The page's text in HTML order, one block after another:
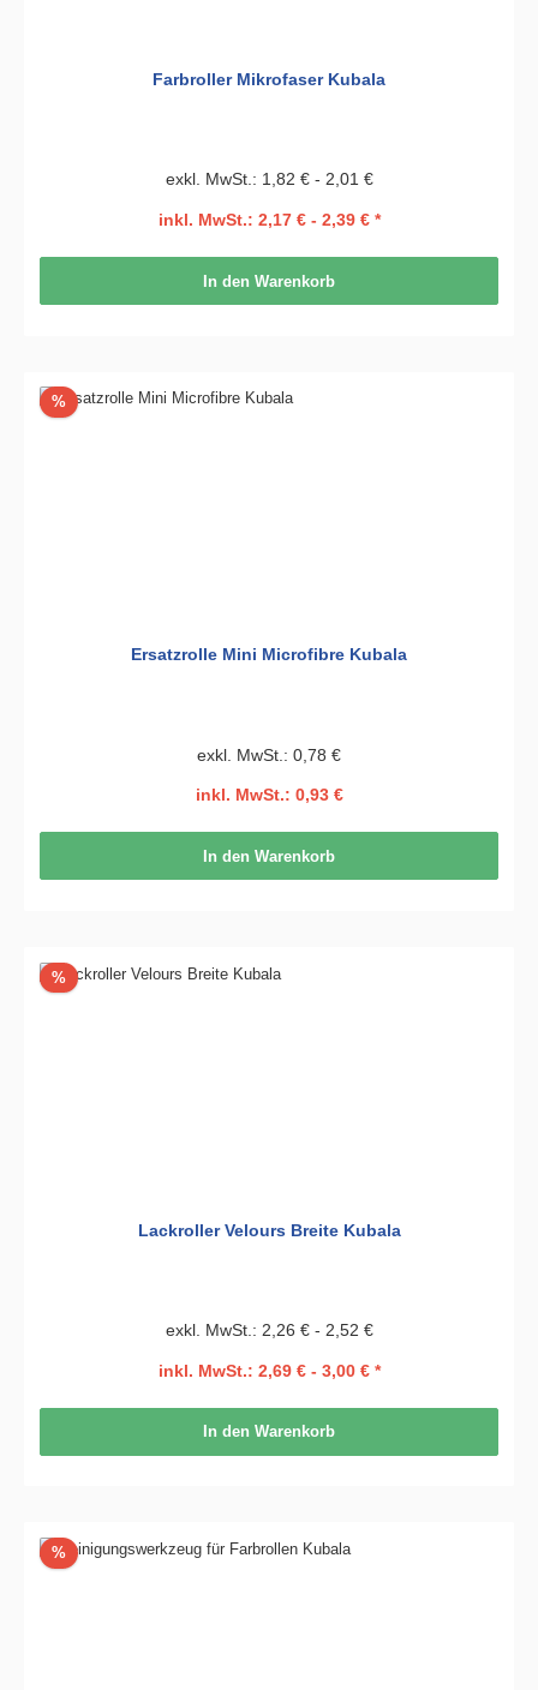
Farbroller Mikrofaser Kubala
exkl. MwSt.: 1,82 € - 2,01 €
inkl. MwSt.: 2,17 € - 2,39 € *
In den Warenkorb
%Rabatt
Ersatzrolle Mini Microfibre Kubala
exkl. MwSt.: 0,78 €
inkl. MwSt.: 0,93 €
In den Warenkorb
%Rabatt
Lackroller Velours Breite Kubala
exkl. MwSt.: 2,26 € - 2,52 €
inkl. MwSt.: 2,69 € - 3,00 € *
In den Warenkorb
%Rabatt